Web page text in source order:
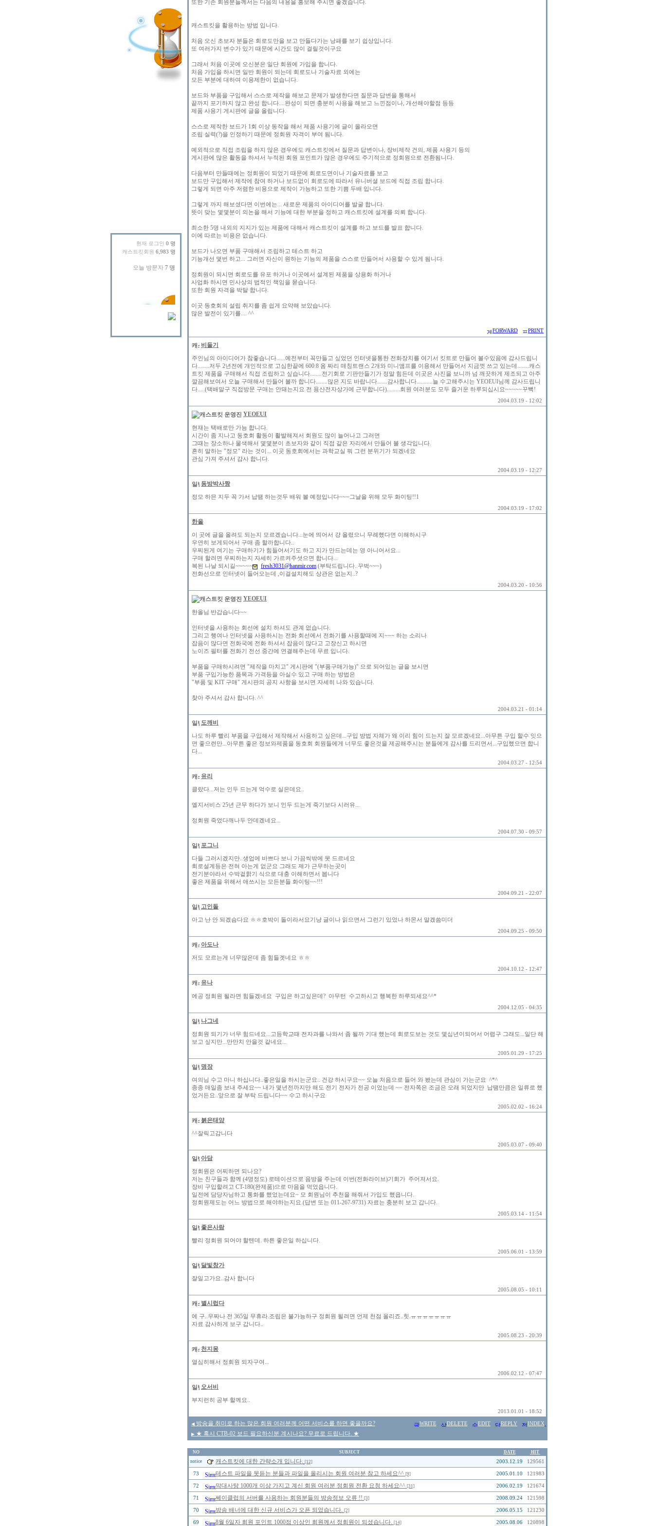
현재 로그인 0 명
캐스트킷회원 6,983 명
또한 기존 회원분들께서는 다음의 내용을 홍보해 주시면 좋겠습니다.
캐스트킷을 활용하는 방법 입니다.
처음 오신 초보자 분들은 회로도만을 보고 만들다가는 낭패를 보기 쉽상입니다.
또 여러가지 변수가 있기 때문에 시간도 많이 걸릴것이구요
그래서 처음 이곳에 오신분은 일단 회원에 가입을 합니다.
처음 가입을 하시면 일반 회원이 되는데 회로도나 기술자료 외에는
모든 부분에 대하여 이용제한이 없습니다.
보드와 부품을 구입해서 스스로 제작을 해보고 문제가 발생한다면 질문과 답변을 통해서
끝까지 포기하지 않고 완성 합니다....완성이 되면 충분히 사용을 해보고 느낀점이나, 개선해야할점 등등
제품 사용기 게시판에 글을 올립니다.
스스로 제작한 보드가 1회 이상 동작을 해서 제품 사용기에 글이 올라오면
조립 실력(?)을 인정하기 때문에 정회원 자격이 부여 됨니다.
예외적으로 직접 조립을 하지 않은 경우에도 캐스트킷에서 질문과 답변이나, 장비제작 건의, 제품 사용기 등의
게시판에 많은 활동을 하셔서 누적된 회원 포인트가 많은 경우에도 주기적으로 정회원으로 전환됨니다.
다음부터 만들때에는 정회원이 되었기 때문에 회로도면이나 기술자료를 보고
보드만 구입해서 제작에 참여 하거나 보드없이 회로도에 따라서 유니버셜 보드에 직접 조립 합니다.
그렇게 되면 아주 저렴한 비용으로 제작이 가능하고 또한 기쁨 두배 입니다.
그렇게 까지 해보셨다면 이번에는... 새로운 제품의 아이디어를 발굴 합니다.
뜻이 맞는 몇몇분이 의논을 해서 기능에 대한 부분을 정하고 캐스트킷에 설계를 의뢰 합니다.
최소한 5명 내외의 지지가 있는 제품에 대해서 캐스트킷이 설계를 하고 보드를 발표 합니다.
이에 따르는 비용은 없습니다.
보드가 나오면 부품 구매해서 조립하고 테스트 하고
기능개선 몇번 하고... 그러면 자신이 원하는 기능의 제품을 스스로 만들어서 사용할 수 있게 됨니다.
정회원이 되시면 회로도를 유포 하거나 이곳에서 설계된 제품을 상용화 하거나
사업화 하시면 민사상의 법적인 책임을 묻습니다.
또한 회원 자격을 박탈 합니다.
이곳 동호회의 설립 취지를 좀 쉽게 요약해 보았습니다.
많은 발전이 있기를.... ^^
FORWARD PRINT
비둘기
주인님의 아이디어가 참좋습니다......예전부터 꼭만들고 싶었던 인터넷을통한 전화장치를 여기서 킷트로 만들어 볼수있음에 감사드립니
다........저두 2년전에 개인적으로 고심한끝에 600:8 옴 짜리 매칭트랜스 2개와 미니앰프를 이용해서 만들어서 지금껏 쓰고 있는데........캐스
트킷 제품을 구매해서 직접 조립하고 싶습니다........전기회로 기판만들기가 정말 힘든데 이곳은 사진을 보니까 넘 깨끗하게 제조되고 아주
깔끔해보여서 오늘 구매해서 만들어 볼까 합니다........많은 지도 바랍니다.......감사합니다...........늘 수고해주시는 YEOEUI님께 감사드립니
다.....(택배말구 직접방문 구매는 안돼는지요 전 용산전자상가에 근무합니다).........회원 여러분도 모두 즐거운 하루되십시요~~~~~꾸뻑!
2004.03.19 - 12:02
YEOEUI
현재는 택배로만 가능 합니다.
시간이 좀 지나고 동호회 활동이 활발해져서 회원도 많이 늘어나고 그러면
그때는 장소하나 물색해서 몇몇분이 초보자와 같이 직접 같은 자리에서 만들어 볼 생각입니다.
흔히 말하는 "정모" 라는 것이... 이곳 동호회에서는 과학교실 뭐 그런 분위기가 되겠네요
관심 가져 주셔서 감사 합니다.
2004.03.19 - 12:27
동방박사짱
정모 하믄 지두 꼭 가서 납땜 하는것두 배워 볼 예정입니다~~~그날을 위해 모두 화이팅!!1
2004.03.19 - 17:02
한올
이 곳에 글을 올려도 되는지 모르겠습니다...눈에 띄어서 걍 올렸으니 무례했다면 이해하시구
우연히 보게되어서 구매 좀 할까합니다..
우찌된게 여기는 구매하기가 힘들어서기도 하고 지가 만드는데는 영 아니어서요...
구매 할려면 우찌하는지 자세히 가르켜주셧으면 합니다...
복된 나날 되시길~~~~~
fresh3031@hanmir.com (부탁드립니다..꾸벅~~~)
전화선으로 인터넷이 들어오는데 ,이걸설치해도 상관은 없는지..?
2004.03.20 - 10:56
YEOEUI
한올님 반갑습니다~~
인터넷을 사용하는 회선에 설치 하셔도 관계 없습니다.
그리고 행여나 인터넷을 사용하시는 전화 회선에서 전화기를 사용할때에 지~~~ 하는 소리나
잡음이 많다면 전화국에 전화 하셔서 잡음이 많다고 고장신고 하시면
노이즈 필터를 전화기 전선 중간에 연결해주는데 무료 입니다.
부품을 구매하시려면 "제작을 마치고" 게시판에 "(부품구매가능)" 으로 되어있는 글을 보시면
부품 구입가능한 품목과 가격등을 아실수 있고 구매 하는 방법은
"부품 및 KIT 구매" 게시판의 공지 사항을 보시면 자세히 나와 있습니다.
찾아 주셔서 감사 합니다. ^^
2004.03.21 - 01:14
도깨비
나도 하루 빨리 부품을 구입해서 제작해서 사용하고 싶은데...구입 방법 자체가 왜 이리 힘이 드는지 잘 모르겠네요...아무튼 구입 할수 잇으
면 좋으련만...아무튼 좋은 정보와제품을 동호회 회원들에게 너무도 좋은것을 제공해주시는 분들에게 감사를 드리면서...구입했으면 합니
다...
2004.03.27 - 12:54
유리
클랐다...저는 인두 드는게 억수로 실은데요..
엘지서비스 25년 근무 하다가 보니 인두 드는게 죽기보다 시러유...
정회원 죽었다깨나두 안데겠네요...
2004.07.30 - 09:57
포그니
다들 그러시겠지만..생업에 바쁘다 보니 가끔씩밖에 못 드르네요
회로설계등은 전혀 아는게 없군요 그래도 제가 근무하는곳이
전기분야라서 수박겉핡기 식으로 대충 이해하면서 봅니다
좋은 제품을 위해서 애쓰시는 모든분들 화이팅~~!!!
2004.09.21 - 22:07
고인돌
아고 난 안 되겠슴다요 ㅎㅎ호박이 돌이라서요기냥 글이나 읽으면서 그런기 있었나 하몬서 말겠씀미더
2004.09.25 - 09:50
아도나
저도 모르는게 너무많은데 좀 힘들겟네요 ㅎㅎ
2004.10.12 - 12:47
유나
에공 정회원 될라면 힘들겠네요 구입은 하고싶은데? 아무턴 수고하시고 행복한 하루되세요^^*
2004.12.05 - 04:35
나그네
정회원 되기가 너무 힘드네요...고등학교때 전자과를 나와서 좀 될까 기대 했는데 회로도보는 것도 몇십년이되어서 어렵구 그래도...일단 해
보고 싶지만...만만치 안을것 같네요...
2005.01.29 - 17:25
명장
여의님 수고 마니 하십니다..좋은일을 하시는군요.. 건강 하시구요~~ 오늘 처음으로 들어 와 봤는데 관심이 가는군요 ^*^
종종 매일좀 보내 주세요~~ 내가 몇년전까지만 해도 전기 전자가 전공 이었는데 ~~ 전자쪽은 조금은 오래 되었지만 납땜만큼은 일류로 했
었거든요..앞으로 잘 부탁 드립니다~~ 수고 하시구요
2005.02.02 - 16:24
붉은태양
^^잘릭고감니다
2005.03.07 - 09:40
아담
정회원은 어찌하면 되나요?
저는 친구들과 함께 (4명정도) 로테이션으로 음방을 주는데 이번(전화라이브)기회가 주어져서요.
장비 구입할려고 CT-180(완제품)으로 마음을 먹었읍니다.
일전에 담당자님하고 통화를 했었는데요~ 모 회원님이 추천을 해줘서 가입도 했읍니다.
정회원제도는 어느 방법으로 해야하는지요.(답변 또는 011-267-9731) 자료는 충분히 보고 갑니다.
2005.03.14 - 11:54
좋은사람
빨리 정회원 되어야 할텐데. 하튼 좋은일 하십니다.
2005.06.01 - 13:59
달빛창가
잘일고가요..감사 합니다
2005.08.05 - 10:11
별시럽다
에 구..우짜나 전 365일 무휴라.조립은 불가능하구 정회원 될려면 언제 천점 올리죠..힛.ㅠㅠㅠㅠㅠㅠㅠ
자료 감사하게 보구 갑니다..
2005.08.23 - 20:39
천지몽
열심히해서 정회원 되자구여...
2006.02.12 - 07:47
오서비
부지런히 공부 할께요..
2013.01.01 - 18:52
◀ 방송을 취미로 하는 많은 회원 여러분께 어떤 서비스를 하면 좋을까요?
▶ ★ 혹시 CTB-02 보드 필요하신분 계시나요? 무료로 드립니다. ★
WRITE DELETE EDIT REPLY INDEX
NO SUBJECT DATE
HIT
notice
캐스트킷에 대한 간략소개 입니다. [12] 2003.12.19 129561
73 테스트 파일을 못듣는 분들과 파일을 올리시는 회원 여러분 참고 하세요^^ [9] 2005.01.10 121983
72 막대사탕 1000개 이상 가지고 계신 회원 여러분 정회원 전환 요청 하세요^^ [31] 2006.02.19 121674
71 쎄이클럽의 서버를 사용하는 회원분들의 방송정보 오류 !! [3] 2008.09.24 121598
70 방송 배너에 대한 신규 서비스가 오픈 되었습니다. [2] 2006.05.15 121230
69 8월 6일자 회원 포인트 1000점 이상인 회원께서 정회원이 되셨습니다. [14] 2005.08.06 120898